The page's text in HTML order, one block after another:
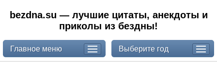
bezdna.su — лучшие цитаты, анекдоты и
приколы из бездны!
Главное меню Выберите год